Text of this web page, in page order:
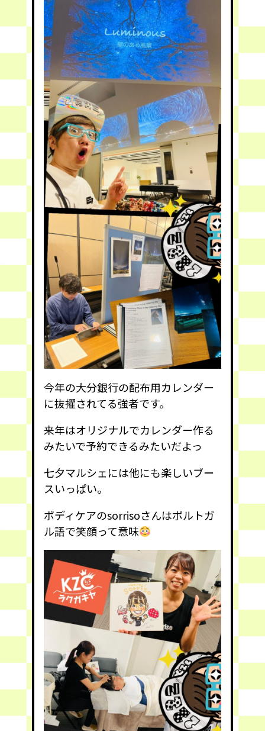
今年の大分銀行の配布用カレンダー
に抜擢されてる強者です。
来年はオリジナルでカレンダー作る
みたいで予約できるみたいだよっ
七夕マルシェには他にも楽しいブー
スいっぱい。
ボディケアのsorrisoさんはポルトガ
ル語で笑顔って意味